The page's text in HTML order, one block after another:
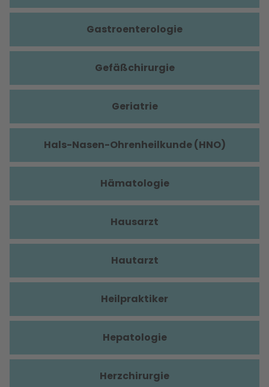
Gastroenterologie
Gefäßchirurgie
Geriatrie
Hals-Nasen-Ohrenheilkunde (HNO)
Hämatologie
Hausarzt
Hautarzt
Heilpraktiker
Hepatologie
Herzchirurgie